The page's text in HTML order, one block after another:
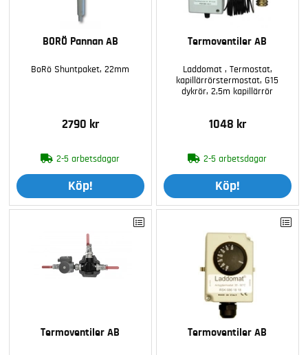
BORÖ Pannan AB
BoRö Shuntpaket, 22mm
2790 kr
2-5 arbetsdagar
Köp!
Termoventiler AB
Laddomat , Termostat,
kapillärrörstermostat, G15
dykrör, 2,5m kapillärrör
1048 kr
2-5 arbetsdagar
Köp!
Termoventiler AB Termoventiler AB